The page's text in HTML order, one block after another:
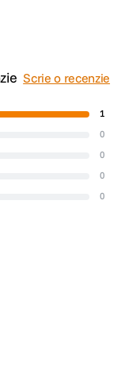
Scrie o recenzie
1
0
0
0
0